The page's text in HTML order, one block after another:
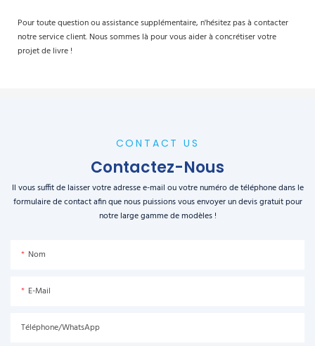
Pour toute question ou assistance supplémentaire, n'hésitez pas à contacter
notre service client. Nous sommes là pour vous aider à concrétiser votre
projet de livre !
CONTACT US
Contactez-Nous
Il vous suffit de laisser votre adresse e-mail ou votre numéro de téléphone dans le
formulaire de contact afin que nous puissions vous envoyer un devis gratuit pour
notre large gamme de modèles !
Nom
E-Mail
Téléphone/WhatsApp